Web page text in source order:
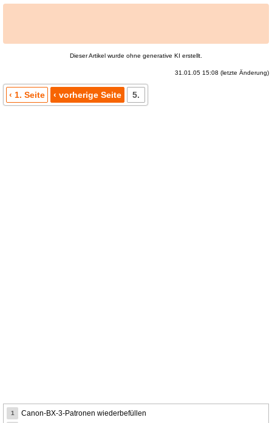
Dieser Artikel wurde ohne generative KI erstellt.
31.01.05 15:08 (letzte Änderung)
‹ 1. Seite ‹ vorherige Seite 5.
1 Canon-BX-3-Patronen wiederbefüllen